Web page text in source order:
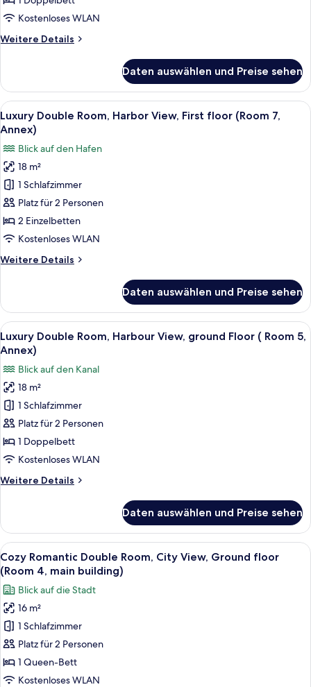
garden
17,
anzeigen
Kostenloses WLAN
Weitere Details
Weitere
Double
Room
with
private
garden
(Room
17,
Annex
Daten auswählen und Preise sehen
Alle
Fotos
Luxury
Double
Room,
Harbor
View,
First
(Room
anzeigen
Ein Hotelzimmer mit einem großen
10
Luxury Double Room, Harbor View, First floor (Room 7,
Annex)
Blick auf den Hafen
18 m²
1 Schlafzimmer
Platz für 2 Personen
2 Einzelbetten
Kostenloses WLAN
Weitere Details
Weitere
Double
Room,
Harbor
View,
floor
(Room
7,
Annex)
Daten auswählen und Preise sehen
Alle
Fotos
Luxury
Double
Room,
Harbour
View,
ground
(
Annex)
anzeigen
Ein Schlafzimmer mit Bett,
13
Luxury Double Room, Harbour View, ground Floor ( Room 5,
Annex)
Blick auf den Kanal
18 m²
1 Schlafzimmer
Platz für 2 Personen
1 Doppelbett
Kostenloses WLAN
Weitere Details
Weitere
Double
Room,
Harbour
View,
ground
Floor
Room
5,
Annex)
Daten auswählen und Preise sehen
Alle
Fotos
für
Cozy
Romantic
Double
Room,
City
View,
Ein ordentlich eingerichtetes
6
Cozy Romantic Double Room, City View, Ground floor
(Room 4, main building)
Blick auf die Stadt
16 m²
1 Schlafzimmer
Platz für 2 Personen
1 Queen-Bett
Kostenloses WLAN